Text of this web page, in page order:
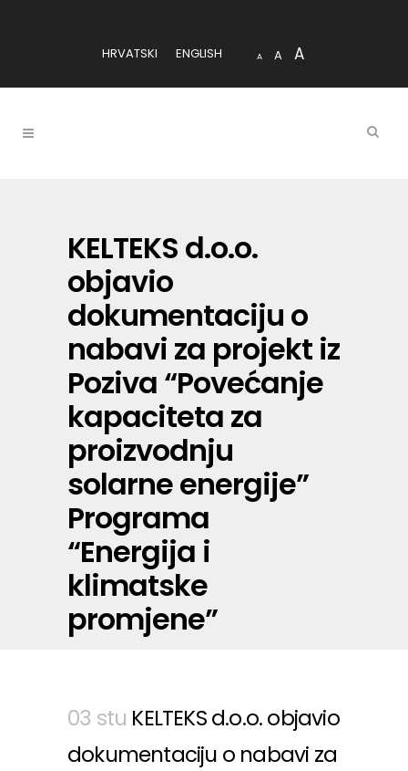
HRVATSKI ENGLISH A A A
KELTEKS d.o.o.
objavio
dokumentaciju o
nabavi za projekt iz
Poziva “Povećanje
kapaciteta za
proizvodnju
solarne energije”
Programa
“Energija i
klimatske
promjene”
03 stu KELTEKS d.o.o. objavio
dokumentaciju o nabavi za